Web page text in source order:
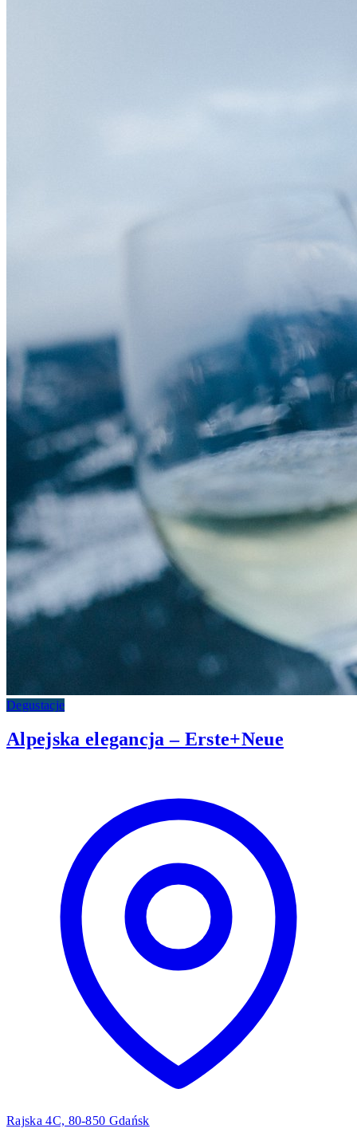
Degustacje
Alpejska elegancja – Erste+Neue
Rajska 4C, 80-850 Gdańsk